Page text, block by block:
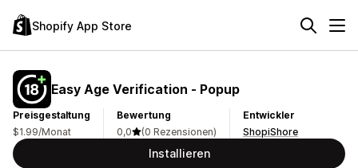
Shopify App Store
Easy Age Verification ‑ Popup
Preisgestaltung
$1.99/Monat
Bewertung
0,0
(0 Rezensionen)
Entwickler
ShopiShore
Installieren